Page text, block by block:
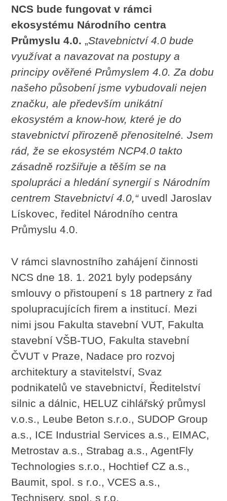
NCS bude fungovat v rámci
ekosystému Národního centra
Průmyslu 4.0. „Stavebnictví 4.0 bude
využívat a navazovat na postupy a
principy ověřené Průmyslem 4.0. Za dobu
našeho působení jsme vybudovali nejen
značku, ale především unikátní
ekosystém a know-how, které je do
stavebnictví přirozeně přenositelné. Jsem
rád, že se ekosystém NCP4.0 takto
zásadně rozšiřuje a těším se na
spolupráci a hledání synergií s Národním
centrem Stavebnictví 4.0,“ uvedl Jaroslav
Lískovec, ředitel Národního centra
Průmyslu 4.0.
V rámci slavnostního zahájení činnosti
NCS dne 18. 1. 2021 byly podepsány
smlouvy o přistoupení s 18 partnery z řad
spolupracujících firem a institucí. Mezi
nimi jsou Fakulta stavební VUT, Fakulta
stavební VŠB-TUO, Fakulta stavební
ČVUT v Praze, Nadace pro rozvoj
architektury a stavitelství, Svaz
podnikatelů ve stavebnictví, Ředitelství
silnic a dálnic, HELUZ cihlářský průmysl
v.o.s., Leube Beton s.r.o., SUDOP Group
a.s., ICE Industrial Services a.s., EIMAC,
Metrostav a.s., Strabag a.s., AgentFly
Technologies s.r.o., Hochtief CZ a.s.,
Baumit, spol. s r.o., VCES a.s.,
Techniserv, spol. s r.o.